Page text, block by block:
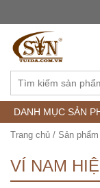
DANH MỤC SẢN
Trang chủ / Sản
VÍ NAM